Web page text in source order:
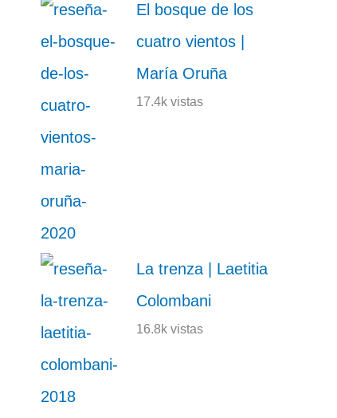
El bosque de los
cuatro vientos |
María Oruña
17.4k vistas
La trenza | Laetitia
Colombani
16.8k vistas